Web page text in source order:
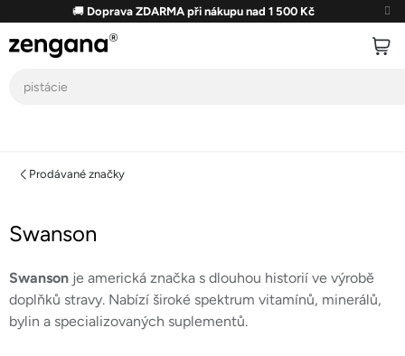
obsah
🚚 Doprava ZDARMA při nákupu nad 1 500 Kč
Prodávané značky
Swanson
Swanson je americká značka s dlouhou historií ve výrobě
doplňků stravy. Nabízí široké spektrum vitamínů, minerálů,
bylin a specializovaných suplementů.